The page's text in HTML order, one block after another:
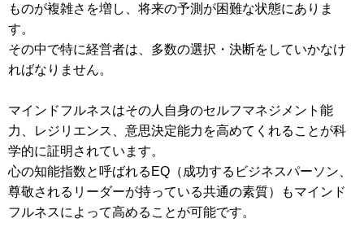
ものが複雑さを増し、将来の予測が困難な状態にありま
す。
その中で特に経営者は、多数の選択・決断をしていかなけ
ればなりません。
マインドフルネスはその人自身のセルフマネジメント能
力、レジリエンス、意思決定能力を高めてくれることが科
学的に証明されています。
心の知能指数と呼ばれるEQ（成功するビジネスパーソン、
尊敬されるリーダーが持っている共通の素質）もマインド
フルネスによって高めることが可能です。